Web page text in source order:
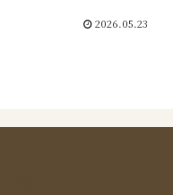
2026.05.23